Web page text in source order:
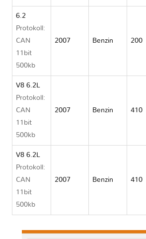
6.2
Protokoll:
CAN
11bit
500kb
2007 Benzin 200
V8 6.2L
Protokoll:
CAN
11bit
500kb
2007 Benzin 410
V8 6.2L
Protokoll:
CAN
11bit
500kb
2007 Benzin 410